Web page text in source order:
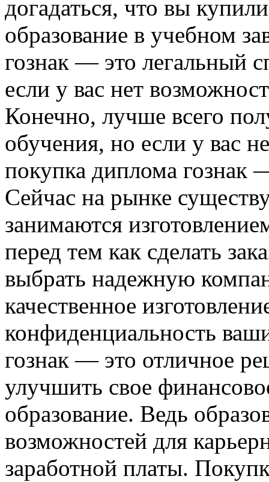
догадаться, что вы
образование в учебном
гознак — это легальный
если у вас нет
Конечно, лучше всего
обучения, но если у вас
покупка диплома гознак
Сейчас на рынке
занимаются
перед тем как сделать
выбрать надежную
качественное
конфиденциальность
гознак — это отличное
улучшить свое
образование. Ведь
возможностей для
заработной платы.